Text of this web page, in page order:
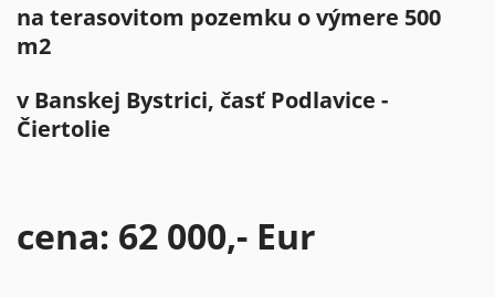
na terasovitom pozemku o výmere 500
m2
v Banskej Bystrici, časť Podlavice -
Čiertolie
cena: 62 000,- Eur